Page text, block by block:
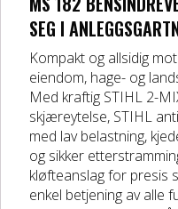
DELER OG TILBEHØR
Batteriladere
GIVI –
SEG I
Kompakt og allsidig
eiendom, hage- og
Med kraftig STIHL 2-
skjæreytelse, STIHL
med lav belastning,
og sikker
kløfteanslag for presis
enkel betjening av alle